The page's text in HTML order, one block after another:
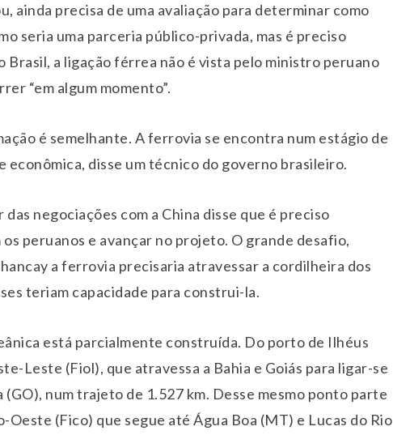
ainda precisa de uma avaliação para determinar como
seria uma parceria público-privada, mas é preciso
Brasil, a ligação férrea não é vista pelo ministro peruano
“em algum momento”.
é semelhante. A ferrovia se encontra num estágio de
econômica, disse um técnico do governo brasileiro.
negociações com a China disse que é preciso
peruanos e avançar no projeto. O grande desafio,
a ferrovia precisaria atravessar a cordilheira dos
teriam capacidade para construi-la.
está parcialmente construída. Do porto de Ilhéus
Leste (Fiol), que atravessa a Bahia e Goiás para ligar-se
num trajeto de 1.527 km. Desse mesmo ponto parte
(Fico) que segue até Água Boa (MT) e Lucas do Rio